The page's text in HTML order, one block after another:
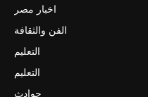
اخبار مصر
الفن والثقافة
التعليم
التعليم
حوادث